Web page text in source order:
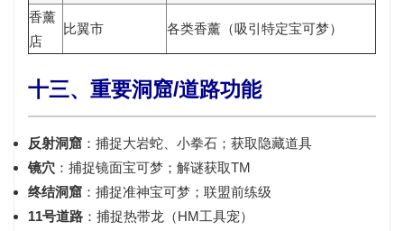
香薰
店
比翼市 各类香薰（吸引特定宝可梦）
十三、重要洞窟/道路功能
反射洞窟 ：捕捉大岩蛇、小拳石 ；获取隐藏道具
镜穴 ：捕捉镜面宝可梦 ；解谜获取TM
终结洞窟 ：捕捉准神宝可梦 ；联盟前练级
11号道路 ：捕捉热带龙 （HM工具宠）